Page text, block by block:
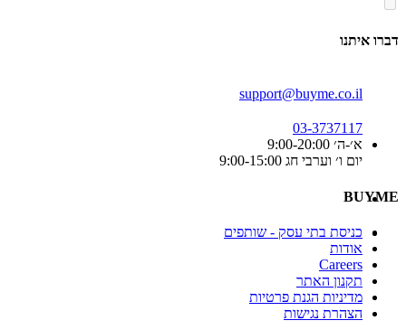
דברו איתנו
support@buyme.co.il
03-3737117
א׳-ה׳ 9:00-20:00
יום ו׳ וערבי חג 9:00-15:00
BUYME
כניסת בתי עסק - שותפים
אודות
Careers
תקנון האתר
מדיניות הגנת פרטיות
הצהרת נגישות